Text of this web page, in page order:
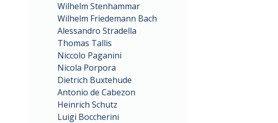
Wilhelm Stenhammar
Wilhelm Friedemann Bach
Alessandro Stradella
Thomas Tallis
Niccolo Paganini
Nicola Porpora
Dietrich Buxtehude
Antonio de Cabezon
Heinrich Schutz
Luigi Boccherini